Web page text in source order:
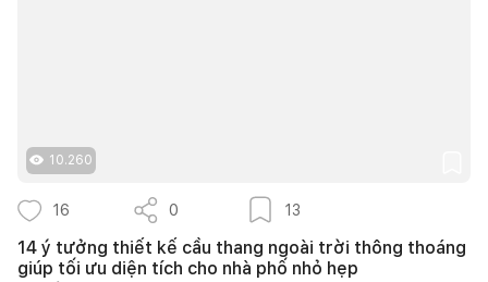
10.260
16 0 13
14 ý tưởng thiết kế cầu thang ngoài trời thông thoáng
giúp tối ưu diện tích cho nhà phố nhỏ hẹp